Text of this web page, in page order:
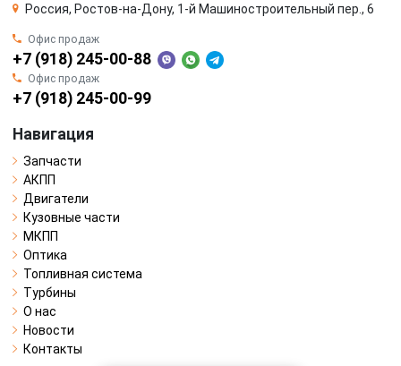
Россия, Ростов-на-Дону, 1-й Машиностроительный пер., 6
Офис продаж
+7 (918) 245-00-88
Офис продаж
+7 (918) 245-00-99
Навигация
Запчасти
АКПП
Двигатели
Кузовные части
МКПП
Оптика
Топливная система
Турбины
О нас
Новости
Контакты